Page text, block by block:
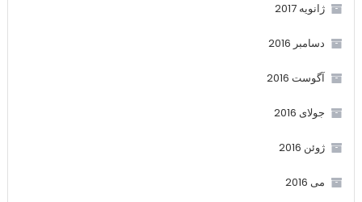
ژانویه 2017
دسامبر 2016
آگوست 2016
جولای 2016
ژوئن 2016
می 2016